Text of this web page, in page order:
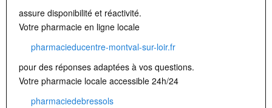
assure disponibilité et réactivité.
Votre pharmacie en ligne locale
pharmacieducentre-montval-sur-loir.fr
pour des réponses adaptées à vos questions.
Votre pharmacie locale accessible 24h/24
pharmaciedebressols